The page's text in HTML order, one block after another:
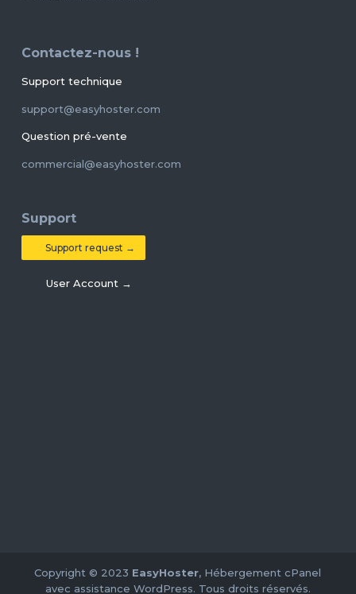
Contactez-nous !
Support technique
support@easyhoster.com
Question pré-vente
commercial@easyhoster.com
Support
Support request →
User Account →
Copyright © 2023 EasyHoster, Hébergement cPanel
avec assistance WordPress. Tous droits réservés.